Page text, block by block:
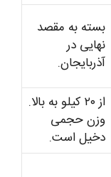
بسته به مقصد
نهایی در
آذربایجان.
از ۲۰ کیلو به بالا.
وزن حجمی
دخیل است.